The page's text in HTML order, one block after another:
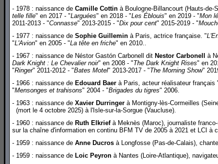
- 1978 : naissance de Camille Cottin à Boulogne-Billancourt (Hauts-
telle fille" en 2017 - "Larguées" en 2018 - "Les Éblouis" en 2019 - "Mon
2011-2013 - "Connasse" 2013-2015 - "Dix pour cent" 2015-2019 - "
- 1977 : naissance de Sophie Guillemin à Paris, actrice française. "
"L'Avion" en 2005 - "La tête en friche" en 2010..
- 1967 : naissance de Néstor Gastón Carbonell dit Nestor Carbonell
à
Dark Knight : Le Chevalier noir" en 2008 - "The Dark Knight Rises" en
"Ringer" 2011-2012 - "Bates Motel" 2013-2017 - "The Morning Show"
- 1966 : naissance de Edouard Baer à Paris, acteur réalisateur français
"Mensonges et trahisons" 2004 - "Brigades du tigres" 2006.
- 1963 : naissance de Xavier Durringer à Montigny-lès-Cormeilles
(mort le 4 octobre 2025) à l'Isle-sur-la-Sorgue (Vaucluse).
- 1960 : naissance de Ruth Elkriefà Meknès (Maroc), journaliste
sur la chaîne d'information en continu BFM TV de 2005 à 2021 et LCI à
- 1959 : naissance de Anne Ducros à Longfosse (Pas-de-Calais),
- 1959 : naissance de Loic Peyron à Nantes (Loire-Atlantique),